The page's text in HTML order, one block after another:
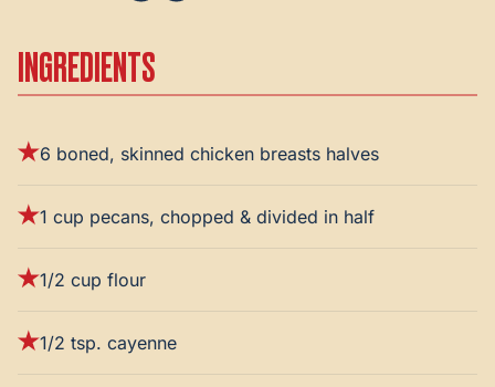
INGREDIENTS
6 boned, skinned chicken breasts halves
1 cup pecans, chopped & divided in half
1/2 cup flour
1/2 tsp. cayenne